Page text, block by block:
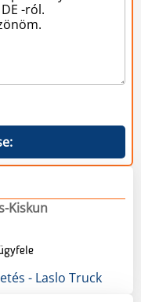
Kiskun
- Laslo Truck